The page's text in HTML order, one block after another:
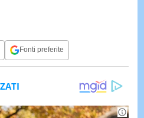
Fonti preferite